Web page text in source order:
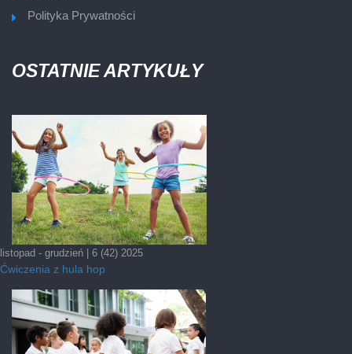
Polityka Prywatności
OSTATNIE ARTYKUŁY
listopad - grudzień | 6 (42) 2025
Ćwiczenia z hula hop